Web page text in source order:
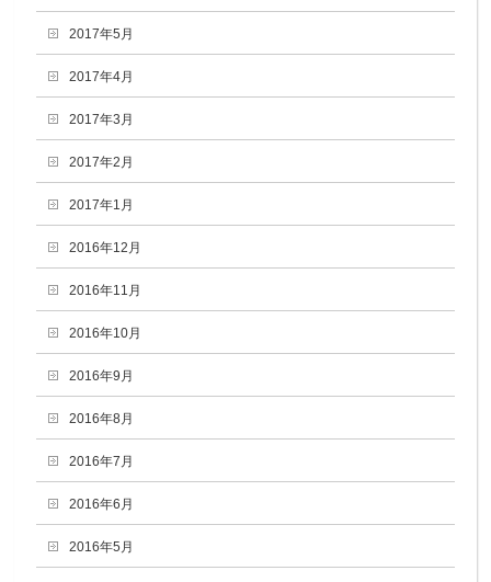
2017年5月
2017年4月
2017年3月
2017年2月
2017年1月
2016年12月
2016年11月
2016年10月
2016年9月
2016年8月
2016年7月
2016年6月
2016年5月